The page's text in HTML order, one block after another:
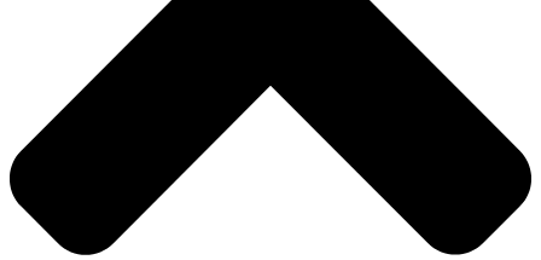
Nødvendig
Præferencer